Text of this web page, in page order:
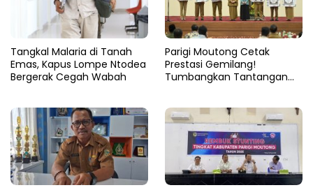
Tangkal Malaria di Tanah
Emas, Kapus Lompe Ntodea
Bergerak Cegah Wabah
Parigi Moutong Cetak
Prestasi Gemilang!
Tumbangkan Tantangan
Sulteng 2024